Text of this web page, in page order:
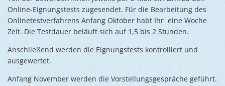
Online-Eignungstests zugesendet. Für die Bearbeitung des
Onlinetestverfahrens Anfang Oktober habt Ihr eine Woche
Zeit. Die Testdauer beläuft sich auf 1,5 bis 2 Stunden.
Anschließend werden die Eignungstests kontrolliert und
ausgewertet.
Anfang November werden die Vorstellungsgespräche geführt.